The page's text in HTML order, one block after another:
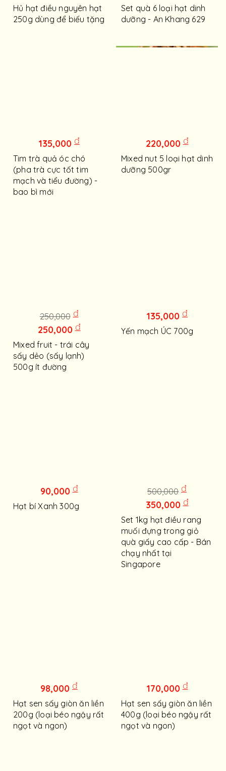
Hủ hạt điều nguyên hạt
250g dùng để biếu tặng
Set quà 6 loại hạt dinh
dưỡng - An Khang 629
135,000 đ
Tim trà quả óc chó
(pha trà cực tốt tim
mạch và tiểu đường) -
bao bì mới
220,000 đ
Mixed nut 5 loại hạt dinh
dưỡng 500gr
250,000 đ
250,000 đ
Mixed fruit - trái cây
sấy dẻo (sấy lạnh)
500g ít đường
135,000 đ
Yến mạch ÚC 700g
90,000 đ
Hạt bí Xanh 300g
500,000 đ
350,000 đ
Set 1kg hạt điều rang
muối đựng trong giỏ
quà giấy cao cấp - Bán
chạy nhất tại
Singapore
98,000 đ
Hạt sen sấy giòn ăn liền
200g (loại béo ngậy rất
ngọt và ngon)
170,000 đ
Hạt sen sấy giòn ăn liền
400g (loại béo ngậy rất
ngọt và ngon)